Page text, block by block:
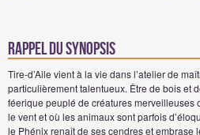
Rappel du synopsis
Tire-d’Aile vient à la vie dans l’atelier de
particulièrement talentueux. Être de bois et
féerique peuplé de créatures merveilleuses
le vent et où les animaux sont parfois
le Phénix renaît de ses cendres et embrase